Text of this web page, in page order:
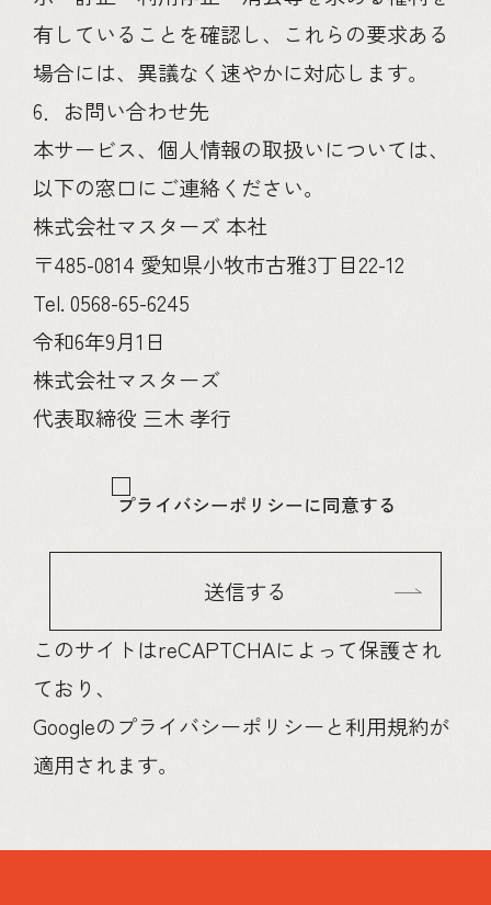
有していることを確認し、これらの要求ある
場合には、異議なく速やかに対応します。
6．お問い合わせ先
本サービス、個人情報の取扱いについては、
以下の窓口にご連絡ください。
株式会社マスターズ 本社
〒485-0814 愛知県小牧市古雅3丁目22-12
Tel. 0568-65-6245
令和6年9月1日
株式会社マスターズ
代表取締役 三木 孝行
プライバシーポリシーに同意する
このサイトはreCAPTCHAによって保護され
ており、
Googleのプライバシーポリシーと利用規約が
適用されます。